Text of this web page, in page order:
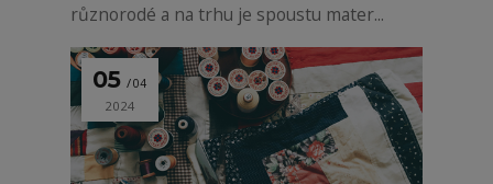
různorodé a na trhu je spoustu mater...
05 04
2024